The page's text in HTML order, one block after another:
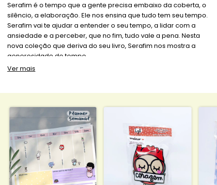
Serafim é o tempo que a gente precisa embaixo da coberta, o
silêncio, a elaboração. Ele nos ensina que tudo tem seu tempo.
Serafim vai te ajudar a entender o seu tempo, a lidar com a
ansiedade e a perceber, que no fim, tudo vale a pena. Nesta
nova coleção que deriva do seu livro, Serafim nos mostra a
generosidade do tempo.
livro 'Tempo das coisas', onde o Serafim nos mostra de forma
papel offset branco 90 g/m
Veja todos os produtos do Serafim aqui.
//
Ver mais